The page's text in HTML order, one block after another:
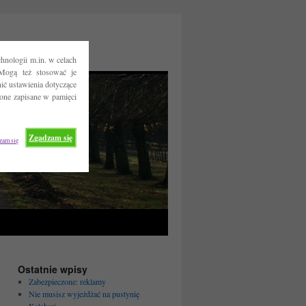
m.in. w celach
też stosować je
ustawienia dotyczące
zapisane w pamięci
Zgadzam się
się
Ostatnie wpisy
Zabezpieczone: reklamy
Nie musisz wyjeżdżać na pustynię